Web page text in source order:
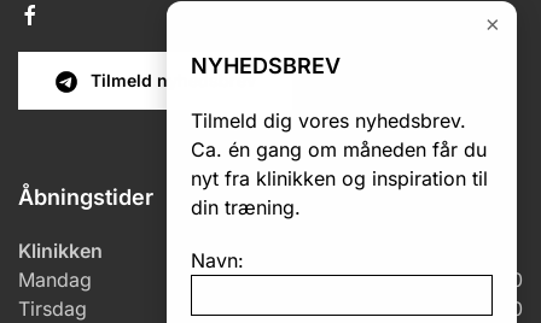
Tilmeld nyhedsbrev
×
NYHEDSBREV
Tilmeld dig vores nyhedsbrev.
Ca. én gang om måneden får du
nyt fra klinikken og inspiration til
din træning.
Navn:
Åbningstider
Klinikken
Mandag
7.00 – 18.00
Tirsdag
6.00 – 18.00